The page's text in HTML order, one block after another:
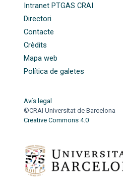
Intranet PTGAS CRAI
Directori
Contacte
Crèdits
Mapa web
Política de galetes
Avís legal
©CRAI Universitat de Barcelona
Creative Commons 4.0